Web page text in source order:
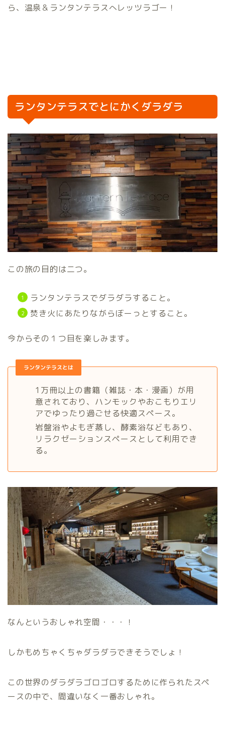
ら、温泉＆ランタンテラスへレッツラゴー！
ランタンテラスでとにかくダラダラ
この旅の目的は二つ。
ランタンテラスでダラダラすること。
焚き火にあたりながらぼーっとすること。
今からその１つ目を楽しみます。
ランタンテラスとは
1万冊以上の書籍（雑誌・本・漫画）が用
意されており、ハンモックやおこもりエリ
アでゆったり過ごせる快適スペース。
岩盤浴やよもぎ蒸し、酵素浴などもあり、
リラクゼーションスペースとして利用でき
る。
なんというおしゃれ空間・・・！
しかもめちゃくちゃダラダラできそうでしょ！
この世界のダラダラゴロゴロするために作られたスペ
ースの中で、間違いなく一番おしゃれ。